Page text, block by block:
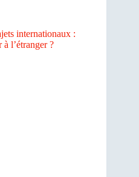
internationaux :
l’étranger ?